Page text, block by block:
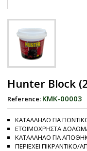
Hunter Block
Reference: KMK-00003
ΚΑΤΑΛΛΗΛΟ ΓΙΑ
ΕΤΟΙΜΟΧΡΗΣΤΑ
ΚΑΤΑΛΛΗΛΟ ΓΙΑ
ΠΕΡΙΕΧΕΙ